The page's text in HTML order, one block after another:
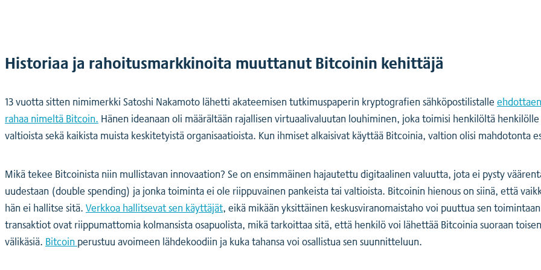
Historiaa ja rahoitusmarkkinoita muuttanut Bitcoinin kehittäjä
13 vuotta sitten nimimerkki Satoshi Nakamoto lähetti akateemisen tutkimuspaperin kryptografien sähköpostilistalle
rahaa nimeltä Bitcoin. Hänen ideanaan oli määrältään rajallisen virtuaalivaluutan louhiminen, joka toimisi henkilöltä
valtioista sekä kaikista muista keskitetyistä organisaatioista. Kun ihmiset alkaisivat käyttää Bitcoinia, valtion olisi mahdotonta
Mikä tekee Bitcoinista niin mullistavan innovaation? Se on ensimmäinen hajautettu digitaalinen valuutta, jota ei pysty
uudestaan (double spending) ja jonka toiminta ei ole riippuvainen pankeista tai valtioista. Bitcoinin hienous on siinä, että
hän ei hallitse sitä.Verkkoahallitsevatsen käyttäjät, eikä mikään yksittäinen keskusviranomaistaho voi puuttua sen
transaktiot ovat riippumattomia kolmansista osapuolista, mikä tarkoittaa sitä, että henkilö voi lähettää Bitcoinia suoraan
välikäsiä. Bitcoinperustuu avoimeen lähdekoodiin ja kuka tahansa voi osallistua sen suunnitteluun.